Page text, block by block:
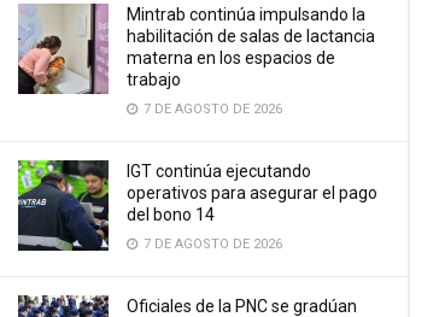
Mintrab continúa impulsando la
habilitación de salas de lactancia
materna en los espacios de
trabajo
7 DE AGOSTO DE 2026
IGT continúa ejecutando
operativos para asegurar el pago
del bono 14
7 DE AGOSTO DE 2026
Oficiales de la PNC se gradúan